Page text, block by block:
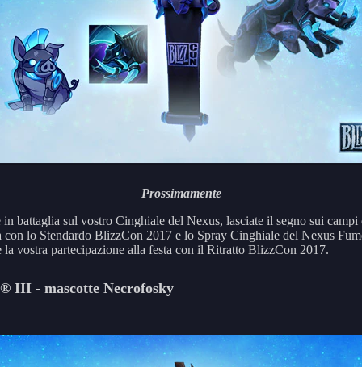
Prossimamente
in battaglia sul vostro Cinghiale del Nexus, lasciate il segno sui campi
con lo Stendardo BlizzCon 2017 e lo Spray Cinghiale del Nexus
la vostra partecipazione alla festa con il Ritratto BlizzCon 2017.
III - mascotte Necrofosky